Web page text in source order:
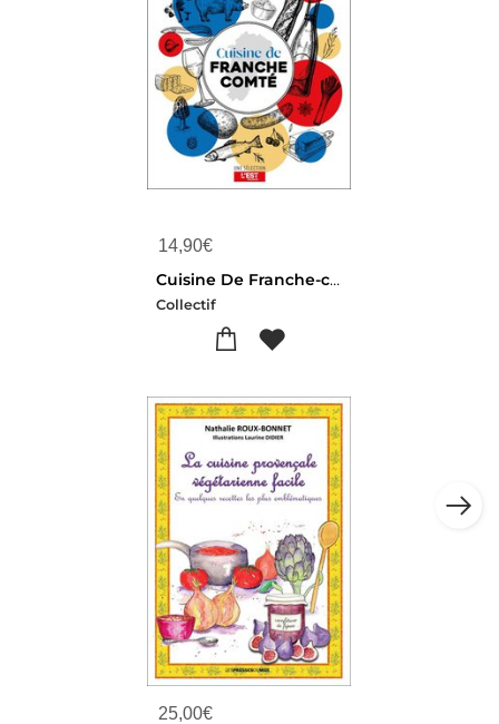
14,90€
Cuisine De Franche-comte
Collectif
25,00€